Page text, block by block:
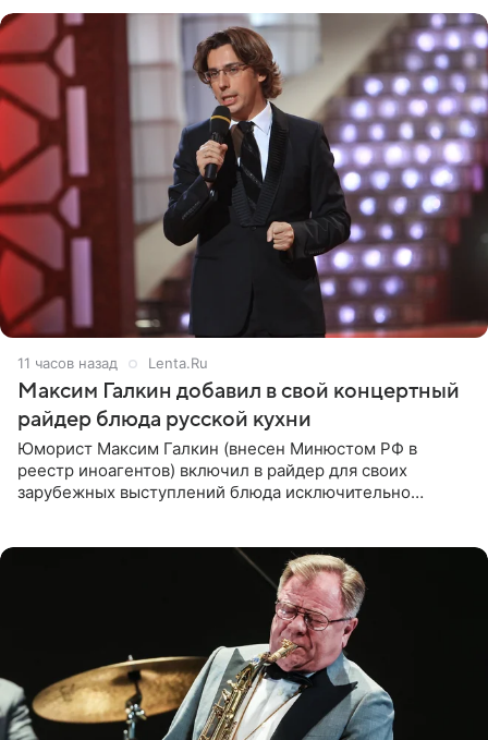
11 часов назад Lenta.Ru
Максим Галкин добавил в свой концертный
райдер блюда русской кухни
Юморист Максим Галкин (внесен Минюстом РФ в
реестр иноагентов) включил в райдер для своих
зарубежных выступлений блюда исключительно